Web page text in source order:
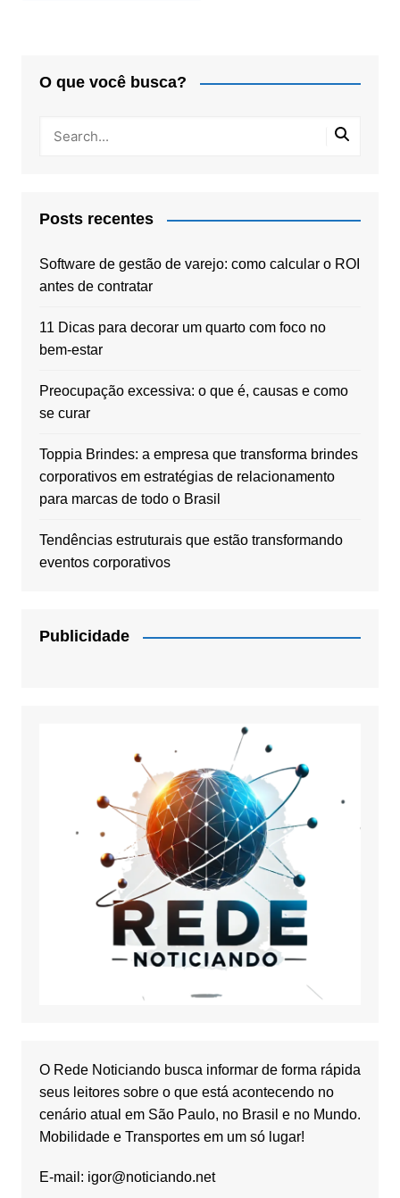
O que você busca?
Posts recentes
Software de gestão de varejo: como calcular o ROI
antes de contratar
11 Dicas para decorar um quarto com foco no
bem-estar
Preocupação excessiva: o que é, causas e como
se curar
Toppia Brindes: a empresa que transforma brindes
corporativos em estratégias de relacionamento
para marcas de todo o Brasil
Tendências estruturais que estão transformando
eventos corporativos
Publicidade
O Rede Noticiando busca informar de forma rápida
seus leitores sobre o que está acontecendo no
cenário atual em São Paulo, no Brasil e no Mundo.
Mobilidade e Transportes em um só lugar!
E-mail: igor@noticiando.net